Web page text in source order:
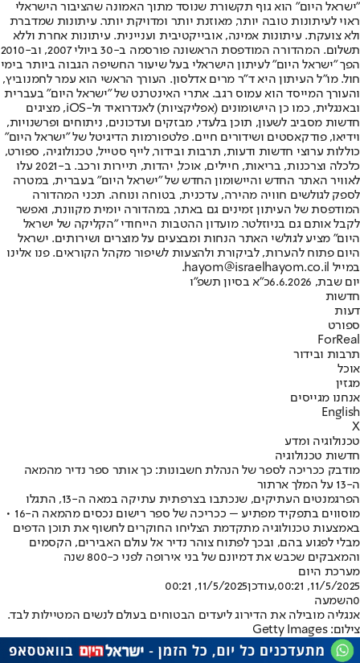
"ישראל היום" הוא גוף תקשורת שנוסד מתוך האמונה שהציבור הישראלי
ראוי לעיתונות טובה יותר, מאוזנת יותר ומדויקת יותר. עיתונות שמדברת
ולא צועקת. עיתונות אמינה, אובייקטיבית ועניינית. עיתונות אחרת וללא
תשלום. המהדורה המודפסת הראשונה פורסמה ב-30 ביולי 2007, וב-2010
הפך "ישראל היום" לעיתון הישראלי בעל שיעור החשיפה הגבוה ביותר בימי
חול. מו"ל העיתון היא ד"ר מרים אדלסון. העורך הראשי הוא עמר לחמנוביץ,
והעורך המייסד הוא עמוס רגב. אתרי האינטרנט של "ישראל היום" בעברית
ובאנגלית, כמו כן היישומונים (אפליקציות) לאנדרואיד ול-iOS, מציגים
חדשות מסביב לשעון, תוכן בלעדי, מבזקים ועדכונים, ניתוחים ופרשנויות,
וידיאו, פודקאסטים ושידורים חיים. פלטפורמות הדיגיטל של "ישראל היום"
כוללות ערוצי חדשות ודעות, תרבות ובידור, לייף סטייל, טכנולוגיה, ספורט,
כלכלה וצרכנות, בריאות, חיילים, אוכל, יהדות, תיירות ורכב. ב-2021 עלו
לאוויר האתר החדש והיישומון החדש של "ישראל היום" בעברית, במטרה
לספק לגולשים חוויה מהירה, עדכנית, בטוחה ונוחה. תכני המהדורה
המודפסת של העיתון זמינים גם באתר, במהדורה יומית מקוונת, ואפשר
לקבל אותם גם בניוזלטר. מועדון ההטבות הייחודי "הקליקה של ישראל
היום" מציע לגולשי האתר הנחות ומבצעים על מוצרים ושירותים. ישראל
היום פתוח להערות, לביקורת ולהצעות לשיפור מקהל הקוראים. פנו אלינו
במייל hayom@israelhayom.co.il.
יום שבת, 6.6.2026
כ"א בסיון תשפ"ו
חדשות
דעות
ספורט
ForReal
תרבות ובידור
אוכל
מגזין
אנחנו מגייסים
English
X
טכנולוגיה ומדע
חדשות טכנולוגיה
מודבק ככריכה לספר של הנהלת חשבונות: כך אותר ספר נדיר מהמאה
ה-13 על המלך ארתור
הפרגמנטים העתיקים, שנכתבו בצרפתית עתיקה במאה ה-13, התגלו
מוסווים בתפקיד מפתיע – ככריכה של ספר רישום נכסים מהמאה ה-16 •
באמצעות טכנולוגיה מתקדמת הצליחו החוקרים לחשוף את תוכן הדפים
מבלי לפגוע בהם, ובכך לפתוח צוהר נדיר אל עולם האבירים, הקסמים
והמאבקים שכבש את דמיונם של בני אירופה לפני כ-800 שנה
מערכת היום
11/5/2025, 00:21
,עודכן11/5/2025, 00:21
0השמעה
אנגליה מובילה את הדירוג ליעדים הבטוחים בעולם לנשים המטיילות לבד.
צילום: Getty Images